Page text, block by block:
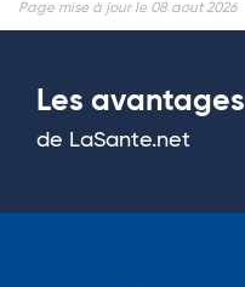
Page mise à jour le 08 aout 2026
Les avantages
de LaSante.net